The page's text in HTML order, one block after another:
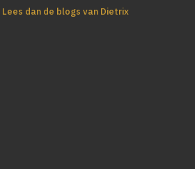
Lees dan de blogs van Dietrix